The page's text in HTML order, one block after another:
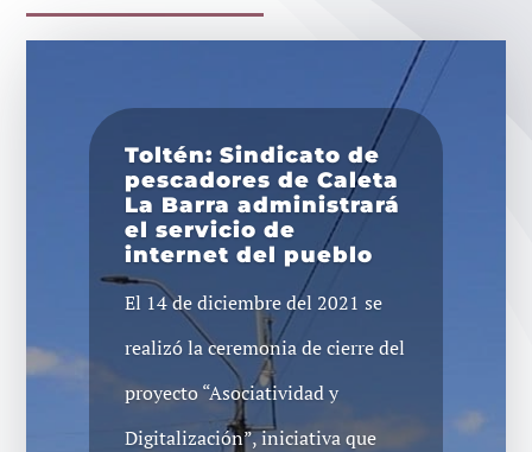
Toltén: Sindicato de
pescadores de Caleta
La Barra administrará
el servicio de
internet del pueblo
El 14 de diciembre del 2021 se
realizó la ceremonia de cierre del
proyecto “Asociatividad y
Digitalización”, iniciativa que